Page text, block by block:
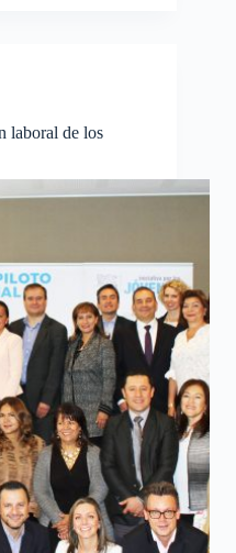
laboral de los